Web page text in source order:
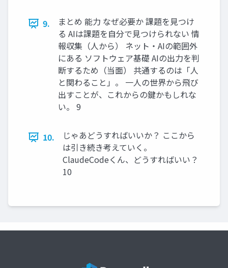
9.
まとめ 能力 なぜ必要か 課題を見つけ
る AIは課題を自分で見つけられない 情
報収集（人から） ネット・AIの範囲外
にある ソフトウェア基礎 AIの出力を判
断するため（当面） 共通するのは「人
と関わること」。 一人の世界から飛び
出すことが、これからの鍵かもしれな
い。 9
10.
じゃあどうすればいいか？ ここから
は引き続き考えていく。
ClaudeCodeくん、どうすればいい？
10